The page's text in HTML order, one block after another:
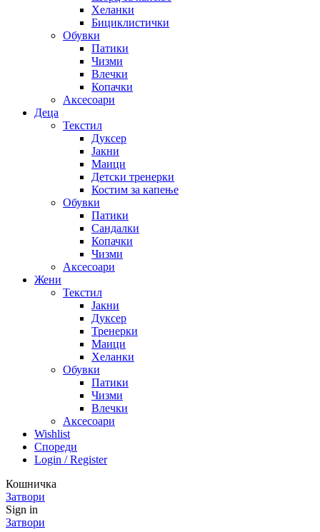
Хеланки
Бициклистички
Обувки
Патики
Чизми
Влечки
Копачки
Аксесоари
Деца
Текстил
Дуксер
Јакни
Маици
Детски тренерки
Костим за капење
Обувки
Патики
Сандалки
Копачки
Чизми
Аксесоари
Жени
Текстил
Јакни
Дуксер
Тренерки
Маици
Хеланки
Обувки
Патики
Чизми
Влечки
Аксесоари
Wishlist
Спореди
Login / Register
Кошничка
Затвори
Sign in
Затвори